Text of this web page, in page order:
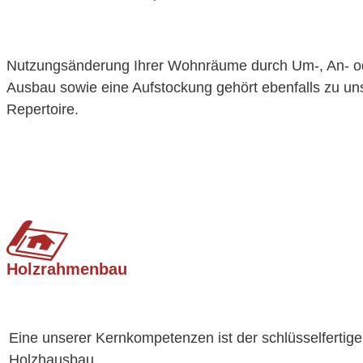
Nutzungsänderung Ihrer Wohnräume durch Um-, An-
Ausbau sowie eine Aufstockung gehört ebenfalls zu
Repertoire.
Holzrahmenbau
Eine unserer Kernkompetenzen ist der schlüsselfertige
Holzhausbau.